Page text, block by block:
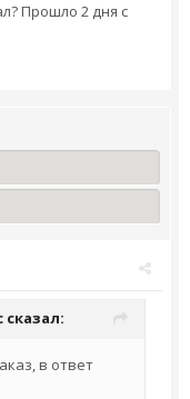
Прошло 2 дня с
сказал:
в ответ